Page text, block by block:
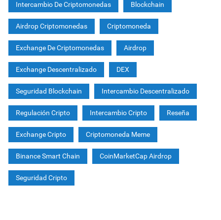
Intercambio De Criptomonedas Blockchain
Airdrop Criptomonedas Criptomoneda
Exchange De Criptomonedas Airdrop
Exchange Descentralizado DEX
Seguridad Blockchain Intercambio Descentralizado
Regulación Cripto Intercambio Cripto Reseña
Exchange Cripto Criptomoneda Meme
Binance Smart Chain CoinMarketCap Airdrop
Seguridad Cripto